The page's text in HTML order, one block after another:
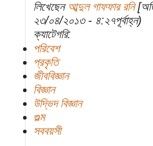
লিখেছেন আব্দুল গাফফার রনি
২৩/০৪/২০১৩ - ৪:২৭পূর্বাহ্ন)
ক্যাটেগরি:
পরিবেশ
প্রকৃতি
জীববিজ্ঞান
বিজ্ঞান
উদ্ভিদ বিজ্ঞান
গুল্ম
সববয়সী